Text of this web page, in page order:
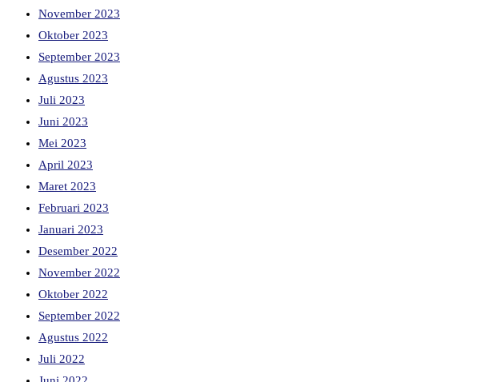
November 2023
Oktober 2023
September 2023
Agustus 2023
Juli 2023
Juni 2023
Mei 2023
April 2023
Maret 2023
Februari 2023
Januari 2023
Desember 2022
November 2022
Oktober 2022
September 2022
Agustus 2022
Juli 2022